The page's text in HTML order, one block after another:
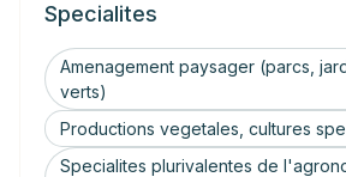
Specialites
Amenagement paysager (parcs,
verts)
Productions vegetales, cultures
Specialites plurivalentes de